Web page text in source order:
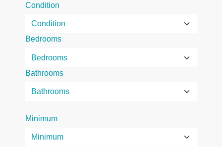
Condition
Bedrooms
Bathrooms
Minimum